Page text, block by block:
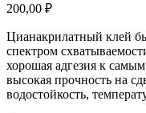
200,00 ₽
Цианакрилатный клей
спектром
хорошая адгезия к
высокая прочность на
водостойкость,